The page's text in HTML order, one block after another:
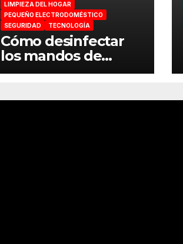
LIMPIEZA DEL HOGAR
PEQUEÑO ELECTRODOMÉSTICO
SEGURIDAD
TECNOLOGÍA
Cómo desinfectar
los mandos de
consola por el